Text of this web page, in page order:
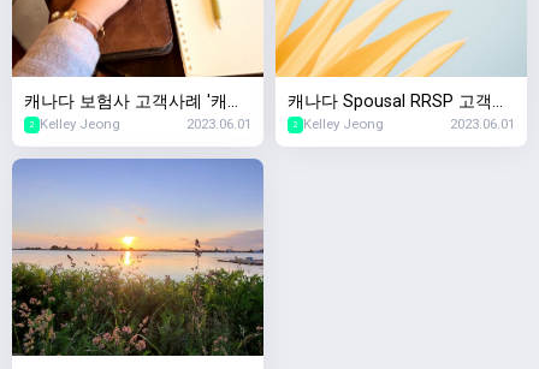
캐나다 보험사 고객사례 '캐나
다서 생명보험샀는데 회사가
망하면요?'
2 Kelley Jeong 2023.06.01
캐나다 Spousal RRSP 고객사
례 '이혼 후 퇴직연금 재산분할
은 어떻게되나요?'
2 Kelley Jeong 2023.06.01